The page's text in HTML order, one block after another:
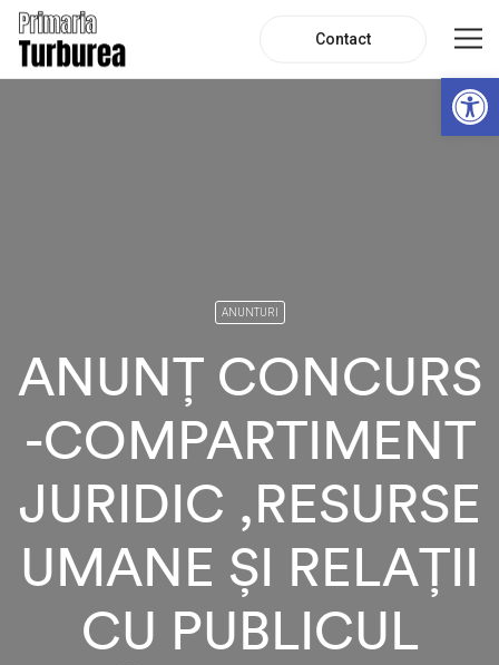
Contact
ANUNTURI
ANUNȚ CONCURS
-COMPARTIMENT
JURIDIC ,RESURSE
UMANE ȘI RELAȚII
CU PUBLICUL